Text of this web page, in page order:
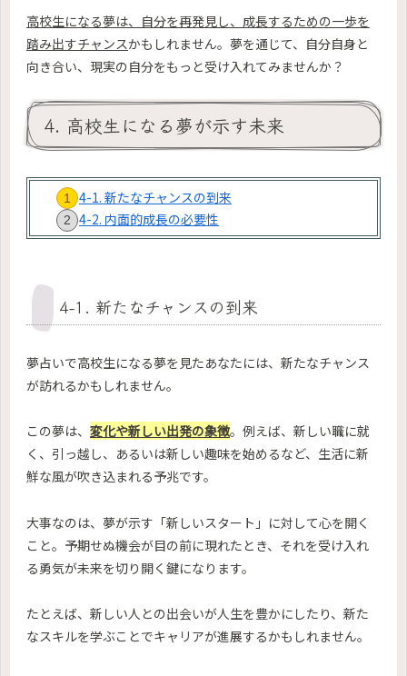
高校生になる夢は、自分を再発見し、成長するための一歩を
踏み出すチャンスかもしれません。夢を通じて、自分自身と
向き合い、現実の自分をもっと受け入れてみませんか？
4. 高校生になる夢が示す未来
4-1. 新たなチャンスの到来
4-2. 内面的成長の必要性
4-1. 新たなチャンスの到来
夢占いで高校生になる夢を見たあなたには、新たなチャンス
が訪れるかもしれません。
この夢は、 変化や新しい出発の象徴。例えば、新しい職に就
く、引っ越し、あるいは新しい趣味を始めるなど、生活に新
鮮な風が吹き込まれる予兆です。
大事なのは、夢が示す「新しいスタート」に対して心を開く
こと。予期せぬ機会が目の前に現れたとき、それを受け入れ
る勇気が未来を切り開く鍵になります。
たとえば、新しい人との出会いが人生を豊かにしたり、新た
なスキルを学ぶことでキャリアが進展するかもしれません。